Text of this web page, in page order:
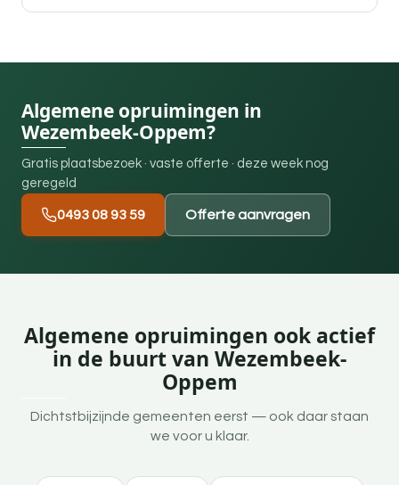
Algemene opruimingen in
Wezembeek-Oppem?
Gratis plaatsbezoek · vaste offerte · deze week nog
geregeld
0493 08 93 59 Offerte aanvragen
Algemene opruimingen ook actief
in de buurt van Wezembeek-
Oppem
Dichtstbijzijnde gemeenten eerst — ook daar staan
we voor u klaar.